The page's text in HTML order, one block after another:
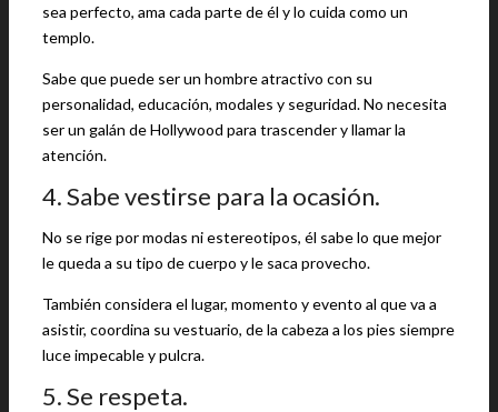
sea perfecto, ama cada parte de él y lo cuida como un
templo.
Sabe que puede ser un hombre atractivo con su
personalidad, educación, modales y seguridad. No necesita
ser un galán de Hollywood para trascender y llamar la
atención.
4. Sabe vestirse para la ocasión.
No se rige por modas ni estereotipos, él sabe lo que mejor
le queda a su tipo de cuerpo y le saca provecho.
También considera el lugar, momento y evento al que va a
asistir, coordina su vestuario, de la cabeza a los pies siempre
luce impecable y pulcra.
5. Se respeta.